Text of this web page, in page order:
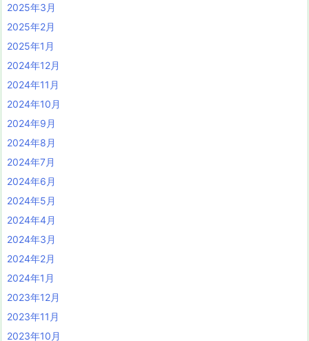
2025年3月
2025年2月
2025年1月
2024年12月
2024年11月
2024年10月
2024年9月
2024年8月
2024年7月
2024年6月
2024年5月
2024年4月
2024年3月
2024年2月
2024年1月
2023年12月
2023年11月
2023年10月